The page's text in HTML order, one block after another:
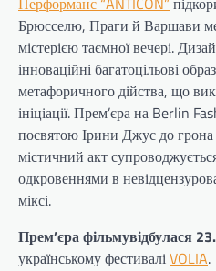
Брюсселю, Праги й Варшави
містерією таємної вечері.
інноваційні багатоцільові
метафоричного дійства, що
ініціації. Прем’єра на Berlin
посвятою Ірини Джус до
містичний акт
одкровеннями в
міксі.
Прем’єра фільмувідбулася
українському фестиваліVOLIA.